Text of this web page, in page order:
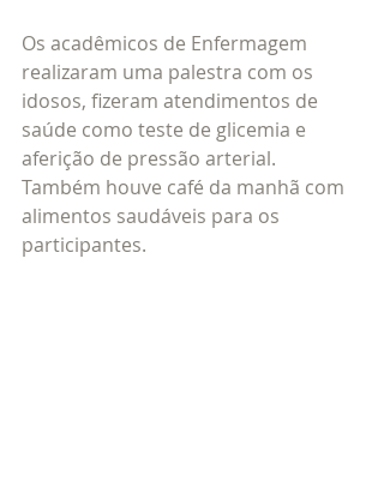
Os acadêmicos de Enfermagem
realizaram uma palestra com os
idosos, fizeram atendimentos de
saúde como teste de glicemia e
aferição de pressão arterial.
Também houve café da manhã com
alimentos saudáveis para os
participantes.